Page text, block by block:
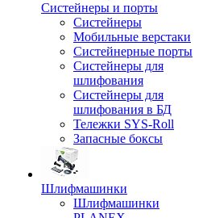
Систейнеры и порты
Систейнеры
Мобильные верстаки
Систейнерные порты
Систейнеры для
шлифования
Систейнеры для
шлифования в БД
Тележки SYS-Roll
Запасные боксы
Шлифмашинки
Шлифмашинки